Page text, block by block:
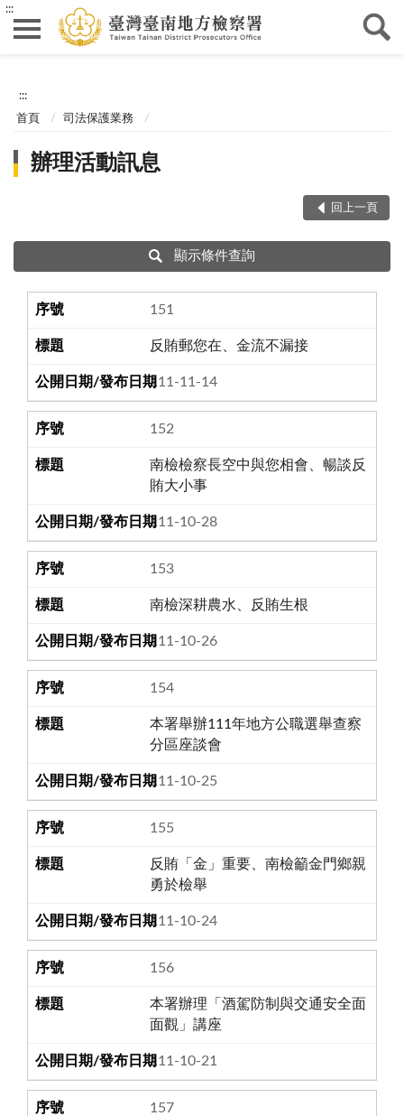
:::
:::
首頁 司法保護業務
辦理活動訊息
回上一頁
顯示條件查詢
151
反賄郵您在、金流不漏接
111-11-14
152
南檢檢察長空中與您相會、暢談反
賄大小事
111-10-28
153
南檢深耕農水、反賄生根
111-10-26
154
本署舉辦111年地方公職選舉查察
分區座談會
111-10-25
155
反賄「金」重要、南檢籲金門鄉親
勇於檢舉
111-10-24
156
本署辦理「酒駕防制與交通安全面
面觀」講座
111-10-21
157